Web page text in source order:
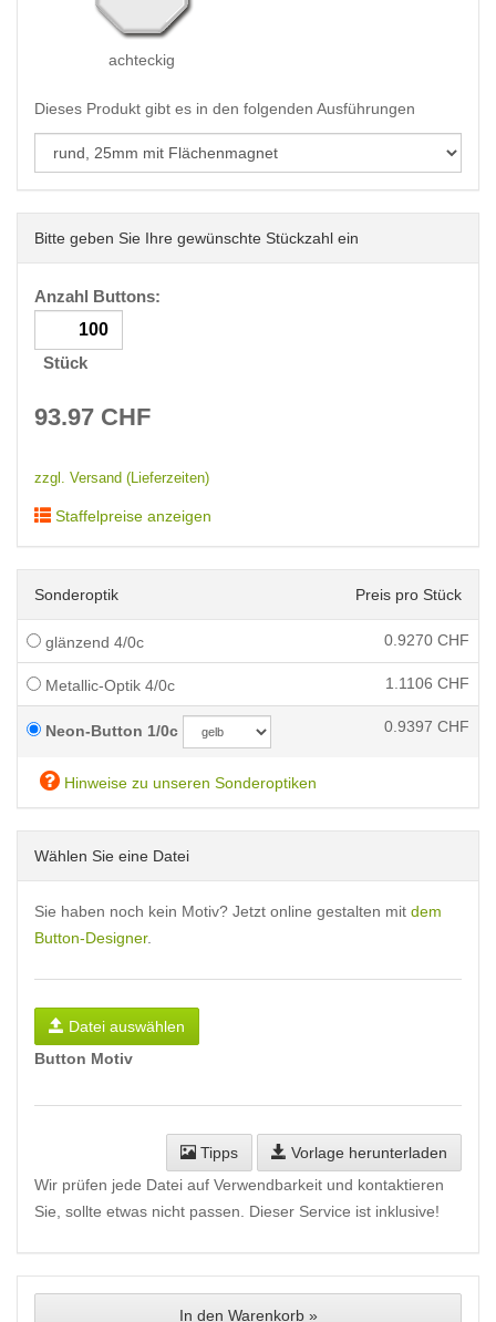
achteckig
Dieses Produkt gibt es in den folgenden Ausführungen
Bitte geben Sie Ihre gewünschte Stückzahl ein
Anzahl Buttons:
Stück
93.97 CHF
zzgl. Versand (Lieferzeiten)
Staffelpreise anzeigen
Sonderoptik Preis pro Stück
glänzend 4/0c 0.9270 CHF
Metallic-Optik 4/0c 1.1106 CHF
Neon-Button 1/0c 0.9397 CHF
Hinweise zu unseren Sonderoptiken
Wählen Sie eine Datei
Sie haben noch kein Motiv? Jetzt online gestalten mit dem
Button-Designer.
Datei auswählen
Button Motiv
Tipps
Vorlage herunterladen
Wir prüfen jede Datei auf Verwendbarkeit und kontaktieren
Sie, sollte etwas nicht passen. Dieser Service ist inklusive!
In den Warenkorb »